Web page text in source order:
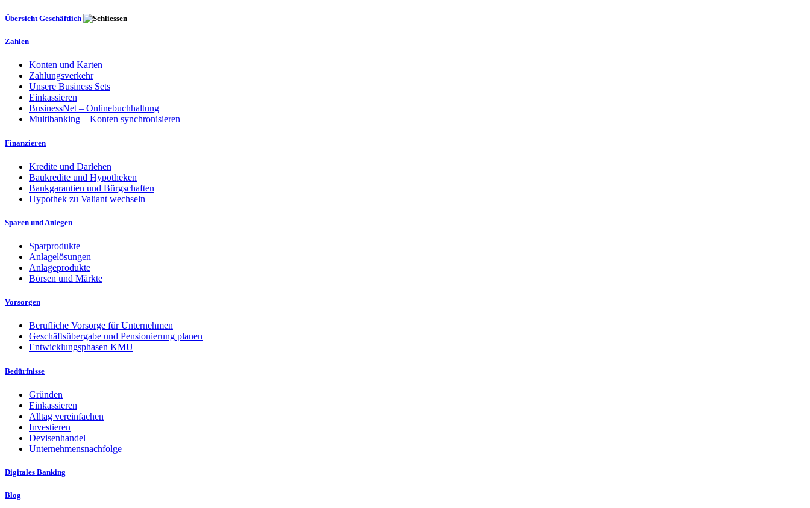
Übersicht Geschäftlich
Zahlen
Konten und Karten
Zahlungsverkehr
Unsere Business Sets
Einkassieren
BusinessNet – Onlinebuchhaltung
Multibanking – Konten synchronisieren
Finanzieren
Kredite und Darlehen
Baukredite und Hypotheken
Bankgarantien und Bürgschaften
Hypothek zu Valiant wechseln
Sparen und Anlegen
Sparprodukte
Anlagelösungen
Anlageprodukte
Börsen und Märkte
Vorsorgen
Berufliche Vorsorge für Unternehmen
Geschäftsübergabe und Pensionierung planen
Entwicklungsphasen KMU
Bedürfnisse
Gründen
Einkassieren
Alltag vereinfachen
Investieren
Devisenhandel
Unternehmensnachfolge
Digitales Banking
Blog